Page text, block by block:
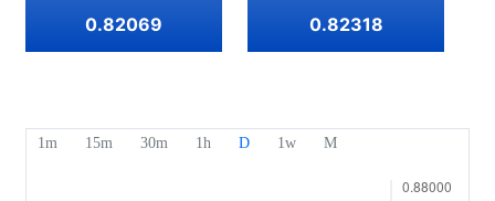
獎項及榮譽
工作機會
幫助中心
English
Français
0.82069
0.82318